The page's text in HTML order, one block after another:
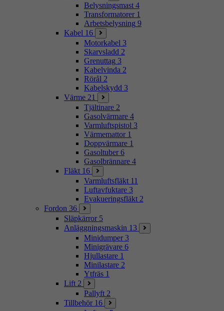
Belysningsmast 4
Transformatorer 1
Arbetsbelysning 9
Kabel 16
Motorkabel 3
Skarvsladd 2
Grenuttag 3
Kabelvinda 2
Rörål 2
Kabelskydd 3
Värme 21
Tjältinare 2
Gasolvärmare 4
Varmluftspistol 3
Värmemattor 1
Doppvärmare 1
Gasoltuber 6
Gasolbrännare 4
Fläkt 16
Varmluftsfläkt 11
Luftavfuktare 3
Evakueringsfläkt 2
Fordon 36
Släpkärror 5
Anläggningsmaskin 13
Minidumper 3
Minigrävare 6
Hjullastare 1
Minilastare 2
Ytfräs 1
Lift 2
Pallyft 2
Tillbehör 16